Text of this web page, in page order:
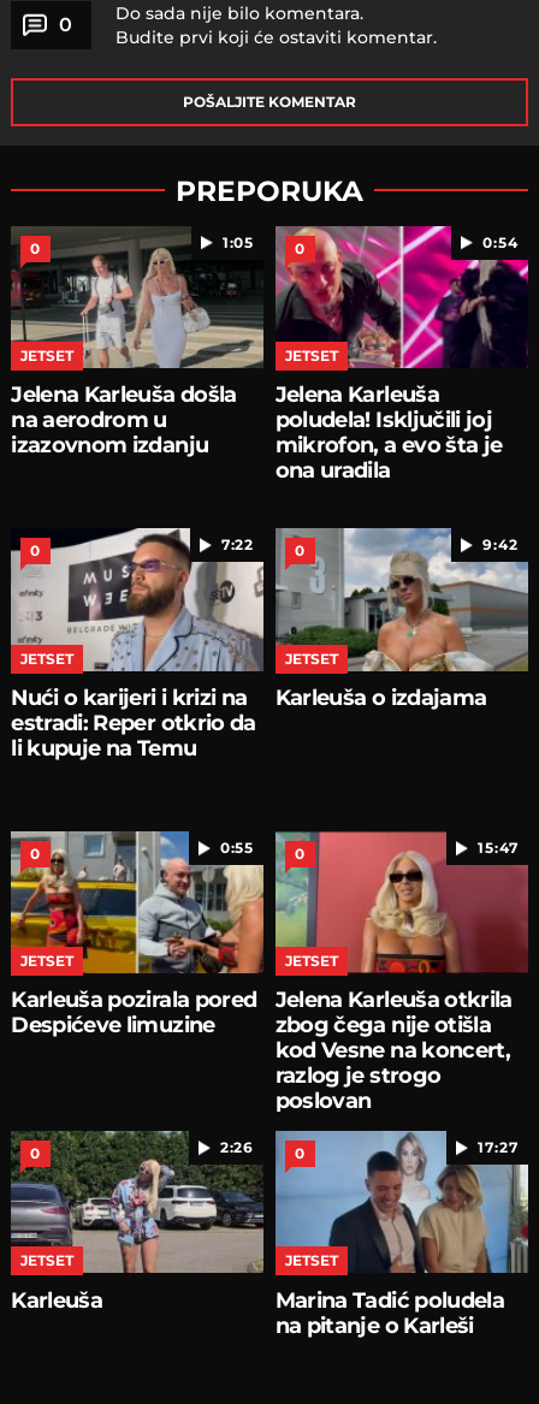
0
Do sada nije bilo komentara.
Budite prvi koji će ostaviti komentar.
POŠALJITE KOMENTAR
PREPORUKA
1:05
0
JETSET
Jelena Karleuša došla
na aerodrom u
izazovnom izdanju
0:54
0
JETSET
Jelena Karleuša
poludela! Isključili joj
mikrofon, a evo šta je
ona uradila
7:22
0
JETSET
Nući o karijeri i krizi na
estradi: Reper otkrio da
li kupuje na Temu
9:42
0
JETSET
Karleuša o izdajama
0:55
0
JETSET
Karleuša pozirala pored
Despićeve limuzine
15:47
0
JETSET
Jelena Karleuša otkrila
zbog čega nije otišla
kod Vesne na koncert,
razlog je strogo
poslovan
2:26
0
JETSET
Karleuša
17:27
0
JETSET
Marina Tadić poludela
na pitanje o Karleši